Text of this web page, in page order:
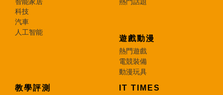
科技
汽車
人工智能
遊戲動漫
熱門遊戲
電競裝備
動漫玩具
教學評測 IT TIMES